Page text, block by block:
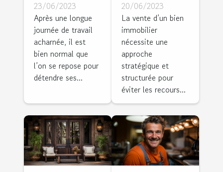
bonne
housse de
couette
pour son
confort ?
23/06/2023
Après une longue
journée de travail
acharnée, il est
bien normal que
l’on se repose pour
détendre ses...
immobilier :
diagnostic
d'une vente
appréciable
?
20/06/2023
La vente d’un bien
immobilier
nécessite une
approche
stratégique et
structurée pour
éviter les recours...